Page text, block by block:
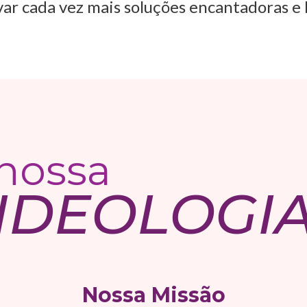
cada vez mais soluções encantadoras
Nossa Missão